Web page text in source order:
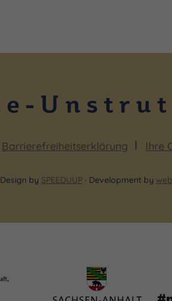
Barrierefreiheitserklärung Ihre
by SPEEDUUP· Development by